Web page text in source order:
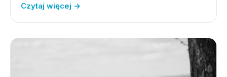
Czytaj więcej →